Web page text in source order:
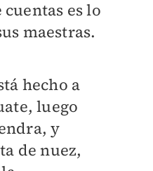
es lo
maestras.
hecho a
luego
y
de nuez,